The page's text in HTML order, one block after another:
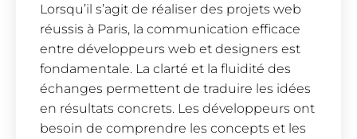
Lorsqu’il s’agit de réaliser des projets web
réussis à Paris, la communication efficace
entre développeurs web et designers est
fondamentale. La clarté et la fluidité des
échanges permettent de traduire les idées
en résultats concrets. Les développeurs ont
besoin de comprendre les concepts et les